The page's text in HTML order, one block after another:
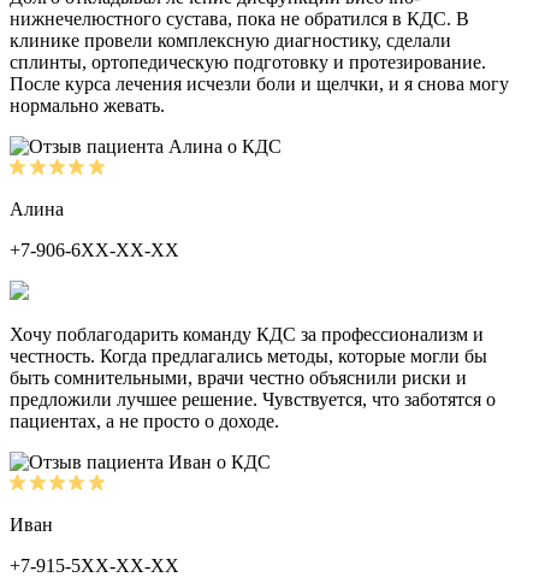
нижнечелюстного сустава, пока не обратился в КДС. В
клинике провели комплексную диагностику, сделали
сплинты, ортопедическую подготовку и протезирование.
После курса лечения исчезли боли и щелчки, и я снова могу
нормально жевать.
Алина
+7-906-6ХХ-ХХ-ХХ
Хочу поблагодарить команду КДС за профессионализм и
честность. Когда предлагались методы, которые могли бы
быть сомнительными, врачи честно объяснили риски и
предложили лучшее решение. Чувствуется, что заботятся о
пациентах, а не просто о доходе.
Иван
+7-915-5ХХ-ХХ-ХХ